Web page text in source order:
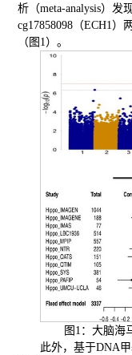
析（meta-analysis）发
cg17858098（ECH1
（图1）。
图1：大脑海
此外，基于DNA